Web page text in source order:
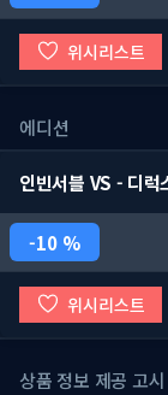
위시리스트
에디션
인빈서블 VS - 디럭
10 %
위시리스트
상품 정보 제공 고